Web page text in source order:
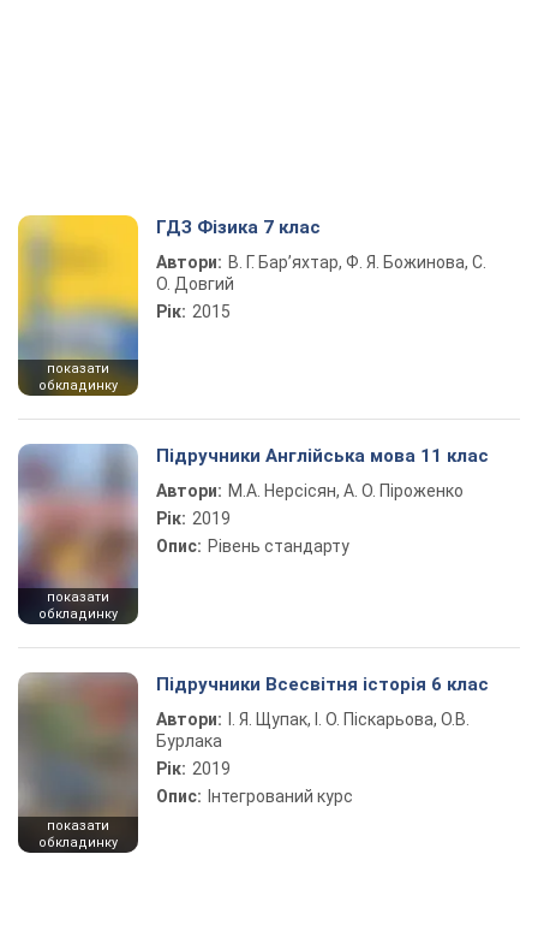
показати
обкладинку
ГДЗ Фізика 7 клас
Автори: В. Г. Бар’яхтар, Ф. Я. Божинова, С.
О. Довгий
Рік: 2015
показати
обкладинку
Підручники Англійська мова 11 клас
Автори: М.А. Нерсісян, А. О. Піроженко
Рік: 2019
Опис: Рівень стандарту
показати
обкладинку
Підручники Всесвітня історія 6 клас
Автори:
І. Я. Щупак, І. О. Піскарьова, О.В.
Бурлака
Рік: 2019
Опис: Інтегрований курс